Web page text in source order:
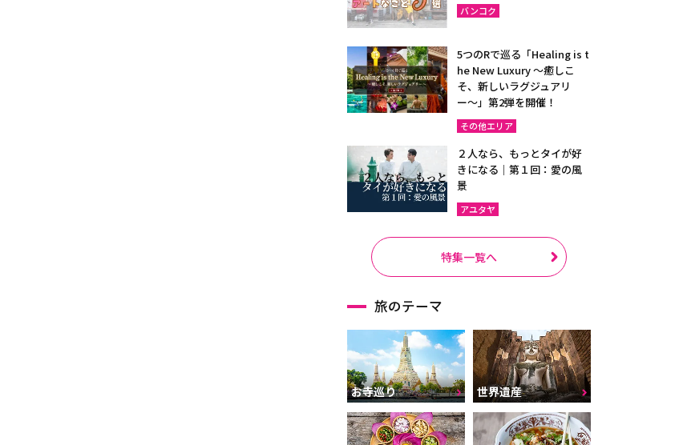
バンコク
5つのRで巡る「Healing is t
he New Luxury ～癒しこ
そ、新しいラグジュアリ
ー〜」第2弾を開催！
その他エリア
２人なら、もっとタイが好
きになる｜第１回：愛の風
景
アユタヤ
特集一覧へ
旅のテーマ
お寺巡り 世界遺産